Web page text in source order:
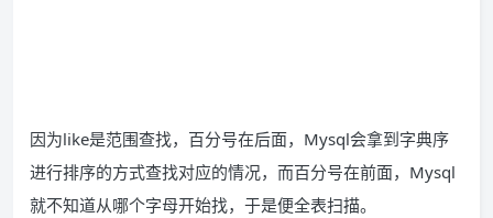
因为like是范围查找，百分号在后面，Mysql会拿到字典序
进行排序的方式查找对应的情况，而百分号在前面，Mysql
就不知道从哪个字母开始找，于是便全表扫描。